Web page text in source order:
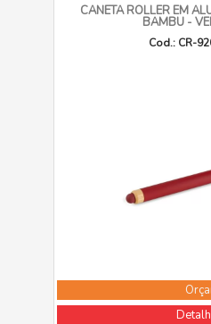
CANETA ROLLER EM
BAMBU -
Cod.: CR-